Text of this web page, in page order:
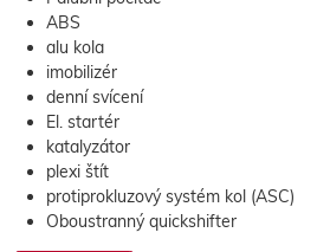
ABS
alu kola
imobilizér
denní svícení
El. startér
katalyzátor
plexi štít
protiprokluzový systém kol (ASC)
Oboustranný quickshifter